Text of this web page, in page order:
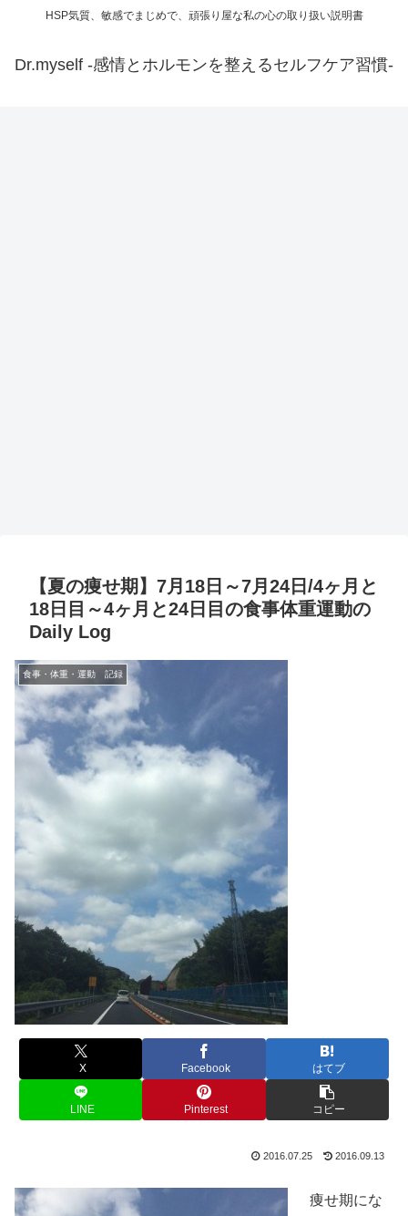
HSP気質、敏感でまじめで、頑張り屋な私の心の取り扱い説明書
Dr.myself -感情とホルモンを整えるセルフケア習慣-
【夏の痩せ期】7月18日～7月24日/4ヶ月と
18日目～4ヶ月と24日目の食事体重運動の
Daily Log
食事・体重・運動 記録
X Facebook はてブ
LINE Pinterest コピー
2016.07.25 2016.09.13
痩せ期にな